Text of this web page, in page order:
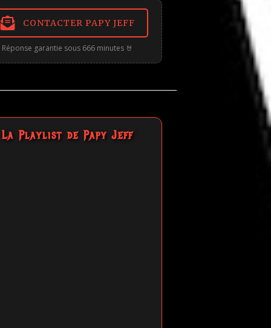
CONTACTER PAPY JEFF
Réponse garantie sous 666 minutes 🤘
La Playlist de Papy Jeff